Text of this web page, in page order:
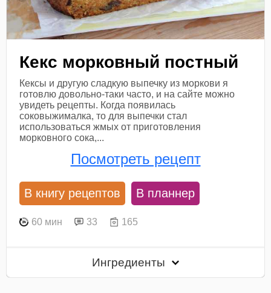
Кекс морковный постный
Кексы и другую сладкую выпечку из моркови я
готовлю довольно-таки часто, и на сайте можно
увидеть рецепты. Когда появилась
соковыжималка, то для выпечки стал
использоваться жмых от приготовления
морковного сока,...
Посмотреть рецепт
В книгу рецептов В планнер
60 мин 33 165
Ингредиенты